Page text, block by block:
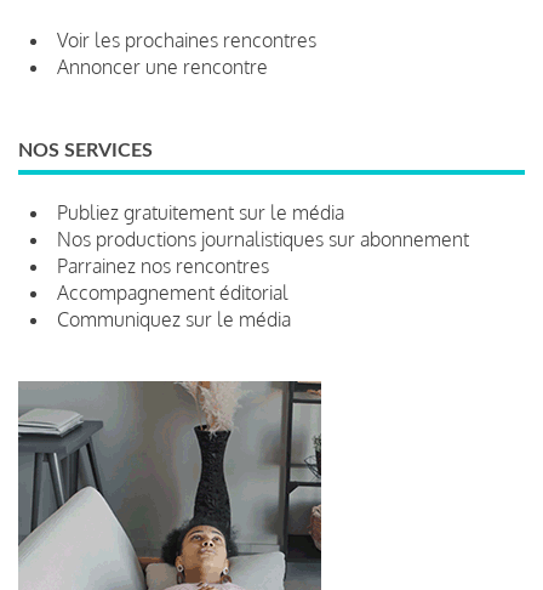
Voir les prochaines rencontres
Annoncer une rencontre
NOS SERVICES
Publiez gratuitement sur le média
Nos productions journalistiques sur abonnement
Parrainez nos rencontres
Accompagnement éditorial
Communiquez sur le média